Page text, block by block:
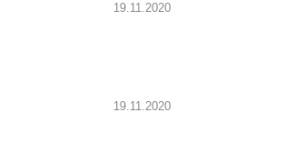
19.11.2020
19.11.2020